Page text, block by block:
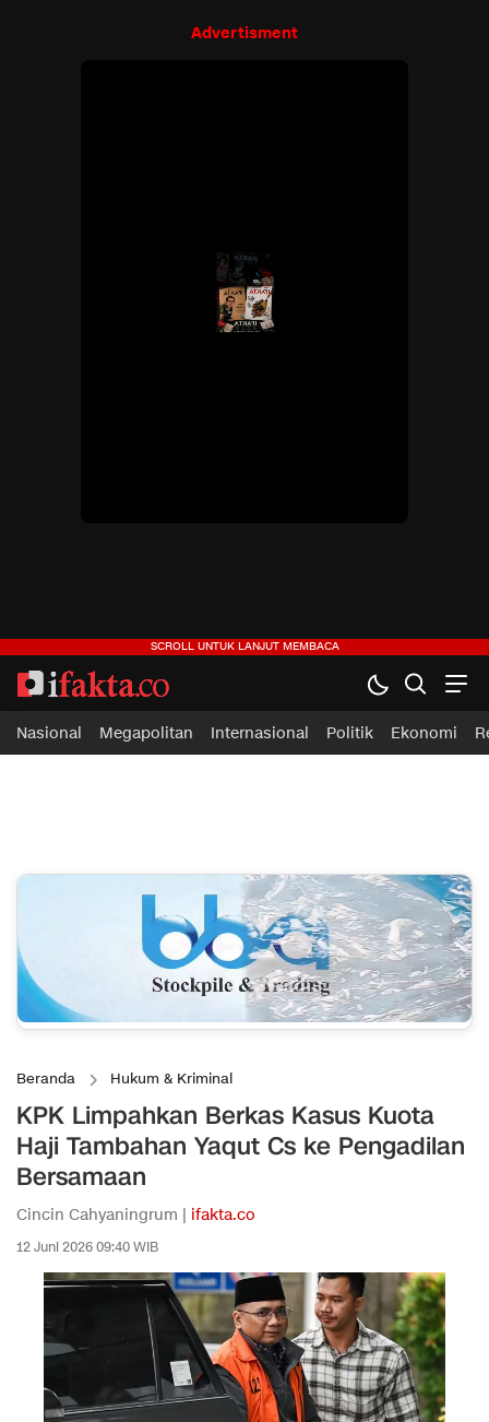
Advertisment
Nasional Megapolitan Internasional Politik Ekonomi
Beranda Hukum & Kriminal
KPK Limpahkan Berkas Kasus Kuota
Haji Tambahan Yaqut Cs ke Pengadilan
Bersamaan
Cincin Cahyaningrum | ifakta.co
12 Juni 2026 09:40 WIB